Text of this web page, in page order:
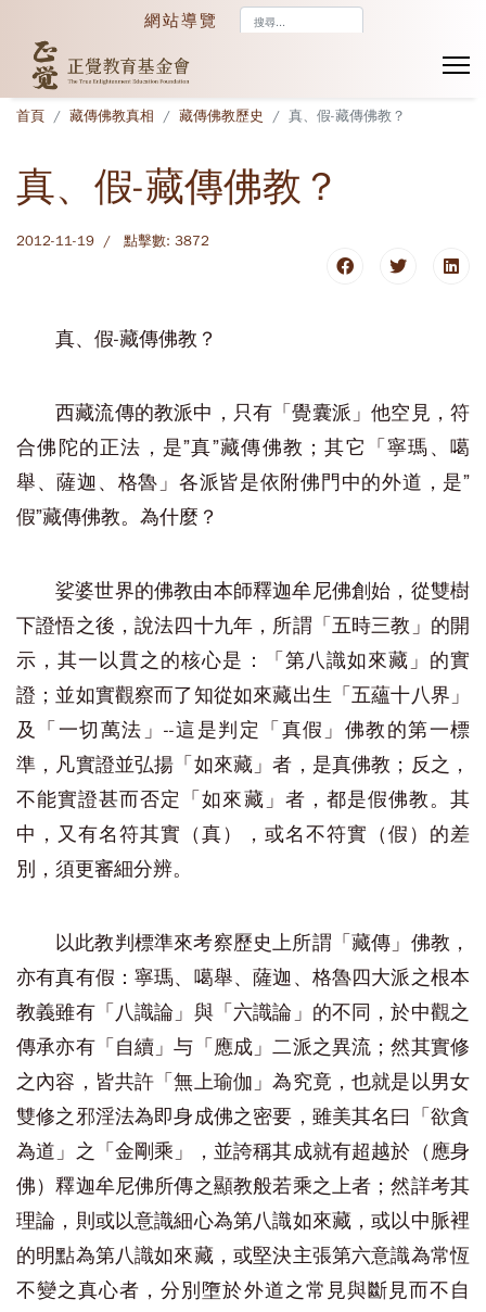
網站導覽
首頁 藏傳佛教真相 藏傳佛教歷史 真、假-藏傳佛教？
真、假-藏傳佛教？
2012-11-19 點擊數: 3872
真、假-藏傳佛教？
西藏流傳的教派中，只有「覺囊派」他空見，符
合佛陀的正法，是”真”藏傳佛教；其它 「寧瑪、噶
舉、薩迦、格魯」各派皆是依附佛門中的外道，是”
假”藏傳佛教。為什麼？
娑婆世界的佛教由本師釋迦牟尼佛創始，從雙樹
下證悟之後，說法四十九年，所謂「五時三教」的開
示，其一以貫之的核心是：「第八識如來藏」的實
證；並如實觀察而了知從如來藏出生「五蘊十八界」
及「一切萬法」--這是判定「真假」佛教的第一標
準，凡實證並弘揚「如來藏」者，是真佛教；反之，
不能實證甚而否定「如來藏」者，都是假佛教。其
中，又有名符其實（真），或名不符實（假）的差
別，須更審細分辨。
以此教判標準來考察歷史上所謂「藏傳」佛教，
亦有真有假：寧瑪、噶舉、薩迦、格魯四大派之根本
教義雖有「八識論」與「六識論」的不同，於中觀之
傳承亦有「自續」与「應成」二派之異流；然其實修
之內容，皆共許「無上瑜伽」為究竟，也就是以男女
雙修之邪淫法為即身成佛之密要，雖美其名曰「欲貪
為道」之「金剛乘」，並誇稱其成就有超越於（應身
佛）釋迦牟尼佛所傳之顯教般若乘之上者；然詳考其
理論，則或以意識細心為第八識如來藏，或以中脈裡
的明點為第八識如來藏，或堅決主張第六意識為常恆
不變之真心者，分別墮於外道之常見與斷見而不自